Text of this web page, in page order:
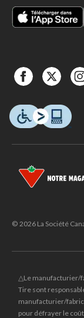
© 2026 La Société
△Le manufacturier/
Tire sont
manufacturier/
pour défrayer le